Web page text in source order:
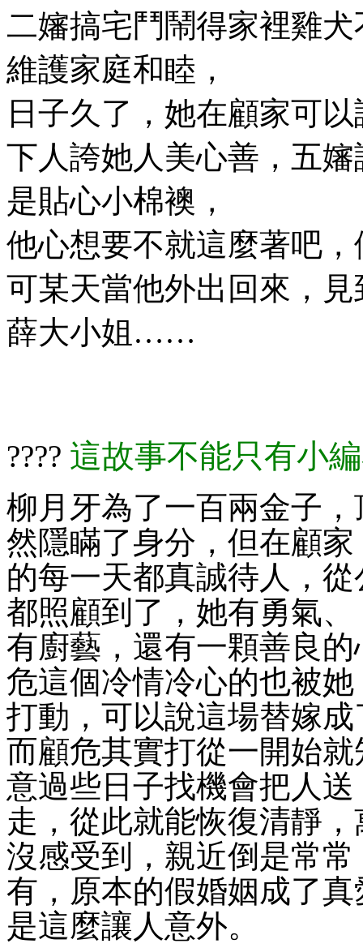
二嬸搞宅鬥鬧得家裡雞
維護家庭和睦，
日子久了，她在顧家可
下人誇她人美心善，五
是貼心小棉襖，
他心想要不就這麼著吧
可某天當他外出回來，
薛大小姐……
????​​​ 這故事不能只有小
柳月牙為了一百兩金子
然隱瞞了身分，但在顧家
的每一天都真誠待人，
都照顧到了，她有勇氣、
有廚藝，還有一顆善良
危這個冷情冷心的也被她
打動，可以說這場替嫁
而顧危其實打從一開始
意過些日子找機會把人送
走，從此就能恢復清靜
沒感受到，親近倒是常常
有，原本的假婚姻成了
是這麼讓人意外。